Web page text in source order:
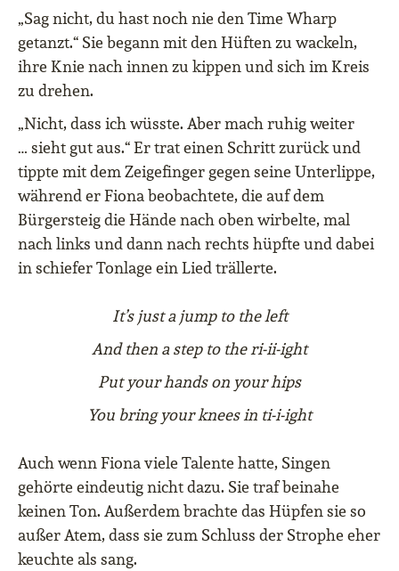
„Sag nicht, du hast noch nie den Time Wharp
getanzt.“ Sie begann mit den Hüften zu wackeln,
ihre Knie nach innen zu kippen und sich im Kreis
zu drehen.
„Nicht, dass ich wüsste. Aber mach ruhig weiter
… sieht gut aus.“ Er trat einen Schritt zurück und
tippte mit dem Zeigefinger gegen seine Unterlippe,
während er Fiona beobachtete, die auf dem
Bürgersteig die Hände nach oben wirbelte, mal
nach links und dann nach rechts hüpfte und dabei
in schiefer Tonlage ein Lied trällerte.
It’s just a jump to the left
And then a step to the ri-ii-ight
Put your hands on your hips
You bring your knees in ti-i-ight
Auch wenn Fiona viele Talente hatte, Singen
gehörte eindeutig nicht dazu. Sie traf beinahe
keinen Ton. Außerdem brachte das Hüpfen sie so
außer Atem, dass sie zum Schluss der Strophe eher
keuchte als sang.